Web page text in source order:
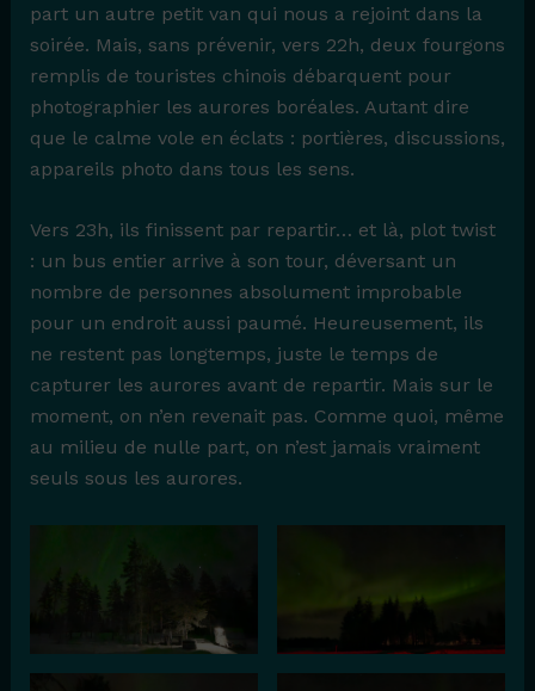
part un autre petit van qui nous a rejoint dans la
soirée. Mais, sans prévenir, vers 22h, deux fourgons
remplis de touristes chinois débarquent pour
photographier les aurores boréales. Autant dire
que le calme vole en éclats : portières, discussions,
appareils photo dans tous les sens.
Vers 23h, ils finissent par repartir… et là, plot twist
: un bus entier arrive à son tour, déversant un
nombre de personnes absolument improbable
pour un endroit aussi paumé. Heureusement, ils
ne restent pas longtemps, juste le temps de
capturer les aurores avant de repartir. Mais sur le
moment, on n’en revenait pas. Comme quoi, même
au milieu de nulle part, on n’est jamais vraiment
seuls sous les aurores.